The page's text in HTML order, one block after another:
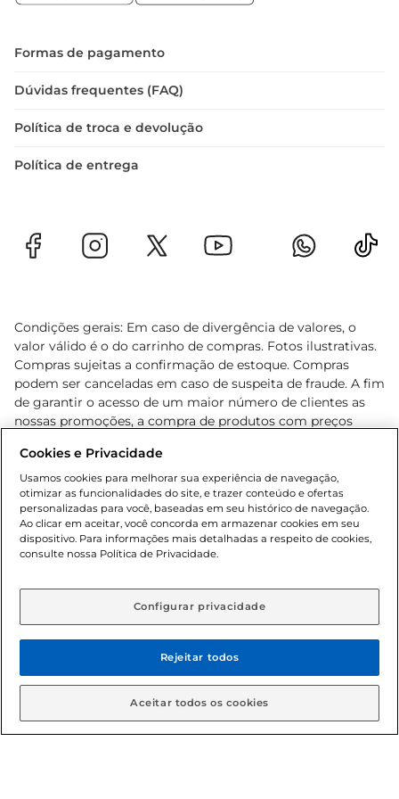
qualidade e sabor.
Formas de pagamento
Dúvidas frequentes (FAQ)
Política de troca e devolução
Política de entrega
Condições gerais: Em caso de divergência de valores, o
valor válido é o do carrinho de compras. Fotos ilustrativas.
Compras sujeitas a confirmação de estoque. Compras
podem ser canceladas em caso de suspeita de fraude. A fim
de garantir o acesso de um maior número de clientes as
nossas promoções, a compra de produtos com preços
cliente. Os preços, ofertas e condições são exclusivos para
o e-commerce e válidos durante o dia de hoje, podendo
sofrer alterações sem prévia notificação. Proibida a venda
de bebidas alcoólicas para menores de 18 anos, conforme
Lei n.º 8069/90, art. 81, inciso II (Estatuto da Criança e do
Adolescente). Preços e condições exclusivos para o
aviso prévio. O valor mínimo para as compras on-line é de
© 2026 Copyright. Todos os direitos
reservados Gbarbosa.
Cookies e Privacidade
Usamos cookies para melhorar sua experiência de navegação,
otimizar as funcionalidades do site, e trazer conteúdo e ofertas
personalizadas para você, baseadas em seu histórico de navegação.
Ao clicar em aceitar, você concorda em armazenar cookies em seu
dispositivo. Para informações mais detalhadas a respeito de cookies,
consulte nossa Política de Privacidade.
Configurar privacidade
Rejeitar todos
Aceitar todos os cookies